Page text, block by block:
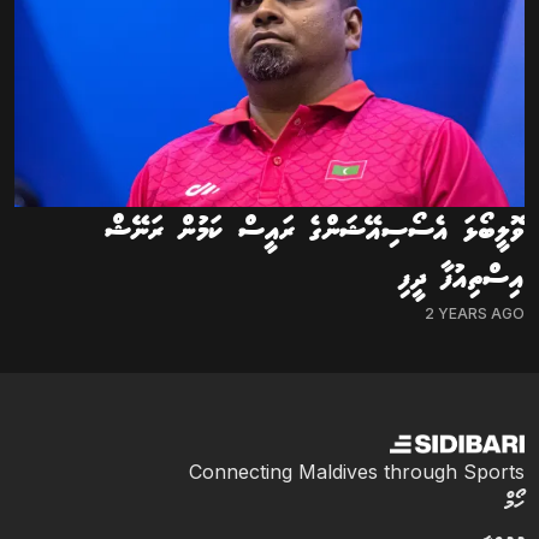
ވޮލީބޯޅަ އެސޯސިއޭޝަންގެ ރައީސް ކަމުން ރަނޭޝް
އިސްތިއުފާ ދީފި
2 YEARS AGO
Connecting Maldives through Sports
ހޯމް